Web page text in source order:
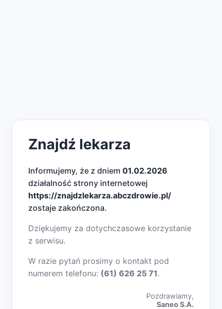
Znajdź lekarza
Informujemy, że z dniem 01.02.2026
działalność strony internetowej
https://znajdzlekarza.abczdrowie.pl/
zostaje zakończona.
Dziękujemy za dotychczasowe korzystanie
z serwisu.
W razie pytań prosimy o kontakt pod
numerem telefonu: (61) 626 25 71.
Pozdrawiamy,
Saneo S.A.